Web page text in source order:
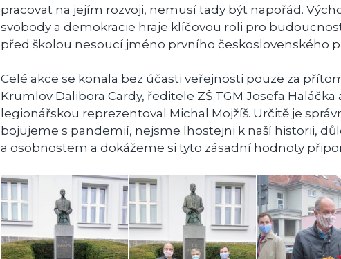
pracovat na jejím rozvoji, nemusí tady být napořád.
svobody a demokracie hraje klíčovou roli pro
před školou nesoucí jméno prvního československého
Celé akce se konala bez účasti veřejnosti pouze za
Krumlov Dalibora Cardy, ředitele ZŠ TGM Josefa
legionářskou reprezentoval Michal Mojžíš. Určitě je
bojujeme s pandemií, nejsme lhostejni k naší historii,
a osobnostem a dokážeme si tyto zásadní hodnoty